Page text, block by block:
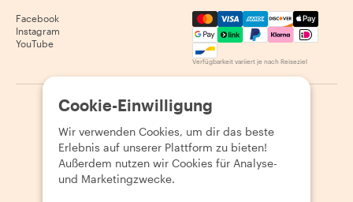
Facebook
Instagram
YouTube
Mastercard, Visa, Amex,
Verfügbarkeit variiert je nach Reiseziel
2026 Withlocals.com | Datenschutzerklärung
Seitenübersicht
Cookie-Einwilligung
Wir verwenden Cookies, um dir das beste
Erlebnis auf unserer Plattform zu bieten!
Außerdem nutzen wir Cookies für Analyse-
und Marketingzwecke.